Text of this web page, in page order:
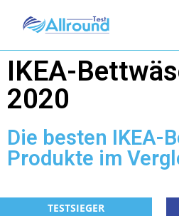
IKEA-
2020
Die besten IKEA-
Produkte im
TESTSIEGER